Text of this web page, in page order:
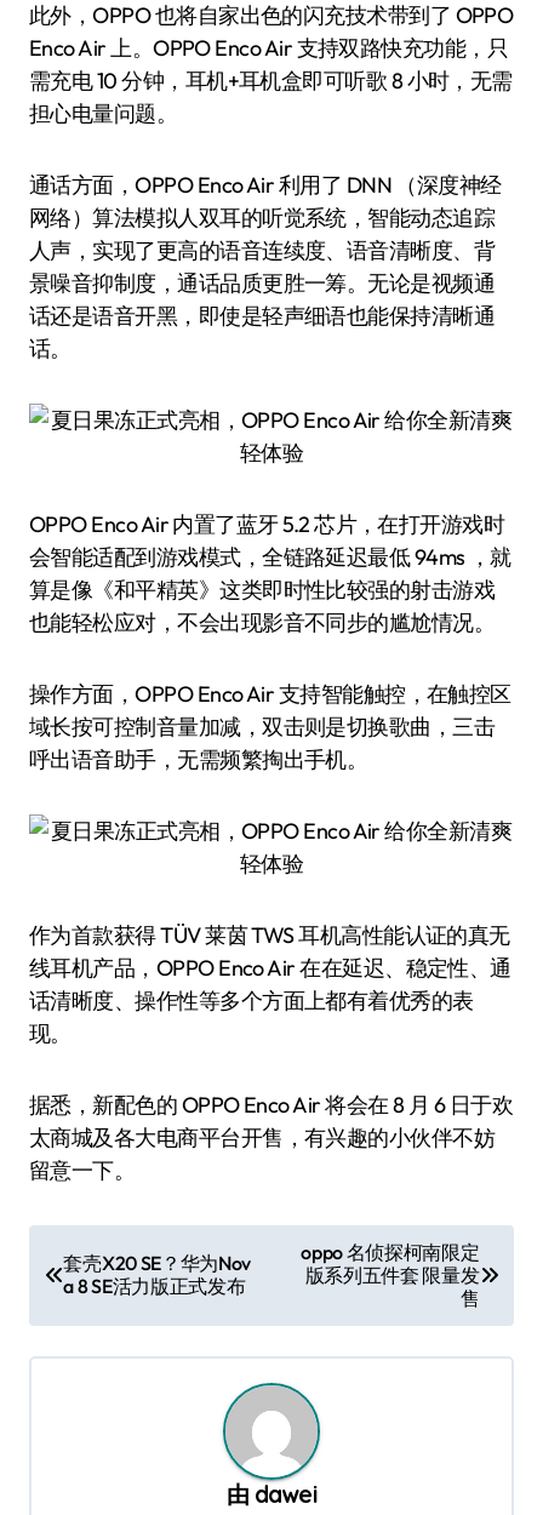
此外，OPPO 也将自家出色的闪充技术带到了 OPPO
Enco Air 上。OPPO Enco Air 支持双路快充功能，只
需充电 10 分钟，耳机+耳机盒即可听歌 8 小时，无需
担心电量问题。
通话方面，OPPO Enco Air 利用了 DNN （深度神经
网络）算法模拟人双耳的听觉系统，智能动态追踪
人声，实现了更高的语音连续度、语音清晰度、背
景噪音抑制度，通话品质更胜一筹。无论是视频通
话还是语音开黑，即使是轻声细语也能保持清晰通
话。
OPPO Enco Air 内置了蓝牙 5.2 芯片，在打开游戏时
会智能适配到游戏模式，全链路延迟最低 94ms ，就
算是像《和平精英》这类即时性比较强的射击游戏
也能轻松应对，不会出现影音不同步的尴尬情况。
操作方面，OPPO Enco Air 支持智能触控，在触控区
域长按可控制音量加减，双击则是切换歌曲，三击
呼出语音助手，无需频繁掏出手机。
作为首款获得 TÜV 莱茵 TWS 耳机高性能认证的真无
线耳机产品，OPPO Enco Air 在在延迟、稳定性、通
话清晰度、操作性等多个方面上都有着优秀的表
现。
据悉，新配色的 OPPO Enco Air 将会在 8 月 6 日于欢
太商城及各大电商平台开售，有兴趣的小伙伴不妨
留意一下。
章
导
航
套壳X20 SE？华为Nov
a 8 SE活力版正式发布
oppo 名侦探柯南限定
版系列五件套 限量发
售
由 dawei